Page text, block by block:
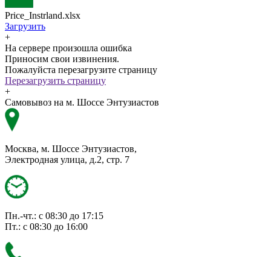
Price_Instrland.xlsx
Загрузить
+
На сервере произошла ошибка
Приносим свои извинения.
Пожалуйста перезагрузите страницу
Перезагрузить страницу
+
Самовывоз на м. Шоссе Энтузиастов
Москва, м. Шоссе Энтузиастов,
Электродная улица, д.2, стр. 7
Пн.-чт.: с 08:30 до 17:15
Пт.: с 08:30 до 16:00